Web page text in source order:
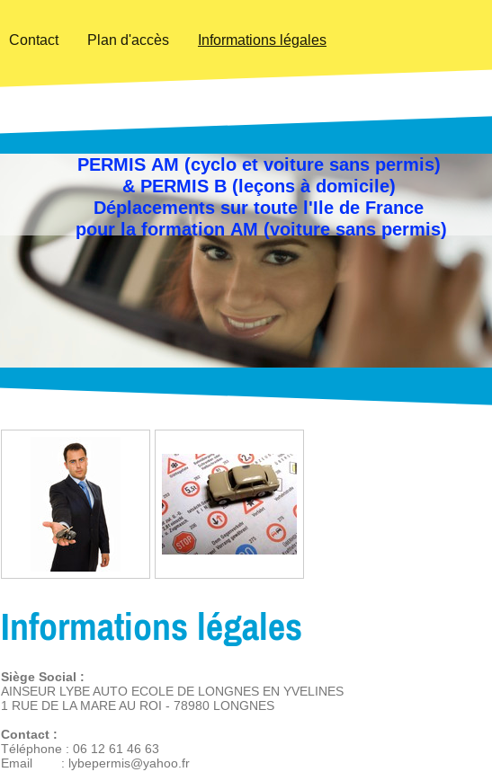
Contact Plan d'accès Informations légales
PERMIS AM (cyclo et voiture sans permis)
& PERMIS B (leçons à domicile)
Déplacements sur toute l'Ile de France
pour la formation AM (voiture sans permis)
Informations légales
Siège Social :
AINSEUR LYBE AUTO ECOLE DE LONGNES EN YVELINES
1 RUE DE LA MARE AU ROI - 78980 LONGNES
Contact :
Téléphone : 06 12 61 46 63
Email : lybepermis@yahoo.fr